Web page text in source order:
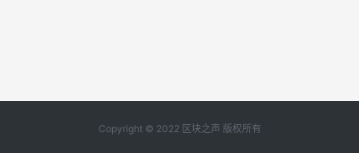
Copyright © 2022 区块之声 版权所有